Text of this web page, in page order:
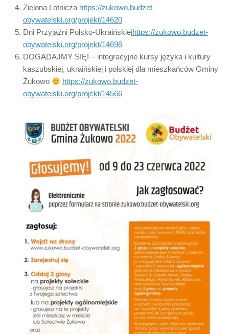
Zielona Lotnicza https://zukowo.budzet-
obywatelski.org/projekt/14620
Dni Przyjaźni Polsko-Ukraińskiejhttps://zukowo.budzet-
obywatelski.org/projekt/14696
DOGADAJMY SIĘ! – integracyjne kursy języka i kultury
kaszubskiej, ukraińskiej i polskiej dla mieszkańców Gminy
Żukowo
https://zukowo.budzet-
obywatelski.org/projekt/14566